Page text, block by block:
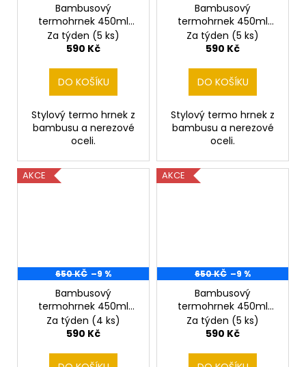
Bambusový
termohrnek 450ml
Jelen
Za týden (5 ks)
590 Kč
DO KOŠÍKU
Stylový termo hrnek z
bambusu a nerezové
oceli.
Bambusový
termohrnek 450ml
Jelen 2
Za týden (5 ks)
590 Kč
DO KOŠÍKU
Stylový termo hrnek z
bambusu a nerezové
oceli.
AKCE
650 KČ –9 %
Bambusový
termohrnek 450ml
Jelen v lese
Za týden (4 ks)
590 Kč
AKCE
650 KČ –9 %
Bambusový
termohrnek 450ml
Jelen v lese 2
Za týden (5 ks)
590 Kč